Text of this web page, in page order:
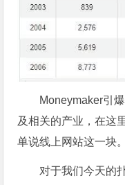
Moneymaker引
及相关的产业，在这
单说线上网站这一块。
对于我们今天的